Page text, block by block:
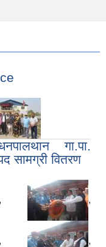
गा.पा.
सामग्री वितरण
, ,
, ,